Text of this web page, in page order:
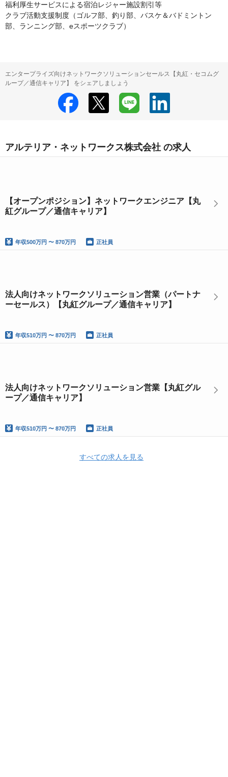
福利厚生サービスによる宿泊レジャー施設割引等
クラブ活動支援制度（ゴルフ部、釣り部、バスケ＆バドミントン
部、ランニング部、eスポーツクラブ）
エンタープライズ向けネットワークソリューションセールス【丸紅・セコムグ
ループ／通信キャリア】 をシェアしましょう
アルテリア・ネットワークス株式会社 の求人
【オープンポジション】ネットワークエンジニア【丸
紅グループ／通信キャリア】
年収500万円 〜 870万円 正社員
法人向けネットワークソリューション営業（パートナ
ーセールス）【丸紅グループ／通信キャリア】
年収510万円 〜 870万円 正社員
法人向けネットワークソリューション営業【丸紅グル
ープ／通信キャリア】
年収510万円 〜 870万円 正社員
すべての求人を見る